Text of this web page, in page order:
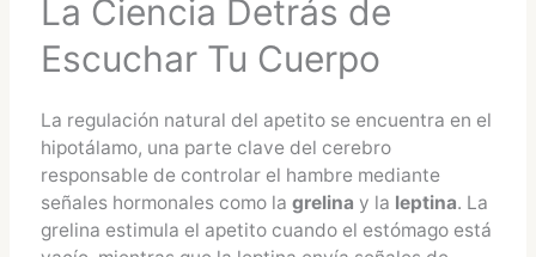
La Ciencia Detrás de
Escuchar Tu Cuerpo
La regulación natural del apetito se encuentra en el
hipotálamo, una parte clave del cerebro
responsable de controlar el hambre mediante
señales hormonales como la grelina y la leptina. La
grelina estimula el apetito cuando el estómago está